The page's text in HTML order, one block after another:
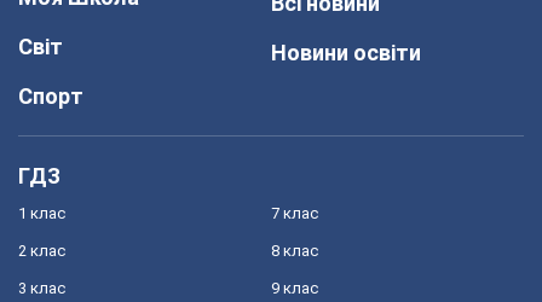
Світ
Спорт
Новини освіти
ГДЗ
1 клас
2 клас
3 клас
7 клас
8 клас
9 клас